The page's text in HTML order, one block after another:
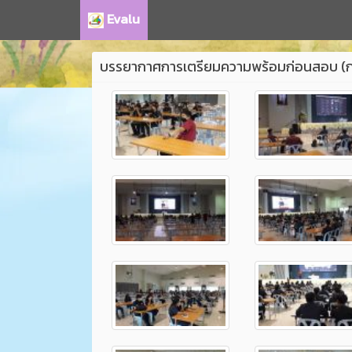
Evalu
บรรยากาศการเตรียมความพร้อมก่อนสอบ